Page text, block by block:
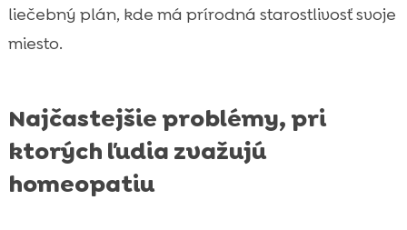
liečebný plán, kde má prírodná starostlivosť svoje
miesto.
Najčastejšie problémy, pri
ktorých ľudia zvažujú
homeopatiu